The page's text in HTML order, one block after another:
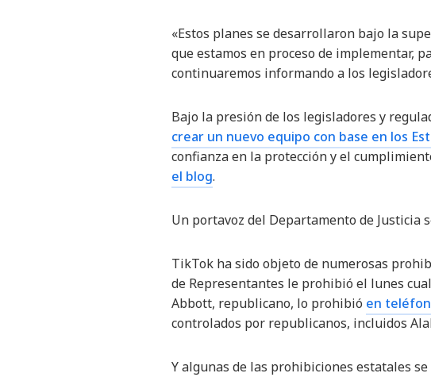
«Estos planes se desarrollaron bajo la
que estamos en proceso de implementar,
continuaremos informando a los
Bajo la presión de los legisladores y
crear un nuevo equipo con base en los
confianza en la protección y el
el blog.
Un portavoz del Departamento de Justicia
TikTok ha sido objeto de numerosas
de Representantes le prohibió el lunes
Abbott, republicano, lo prohibió en
controlados por republicanos, incluidos
Y algunas de las prohibiciones estatales